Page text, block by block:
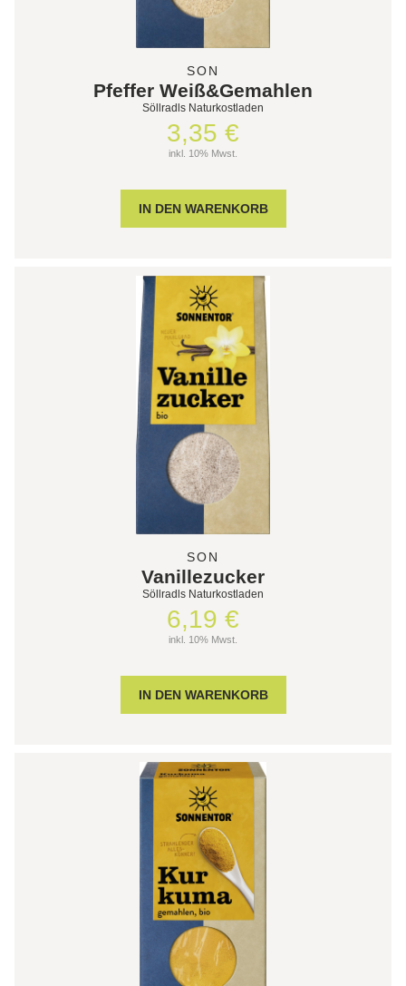
SON
Pfeffer Weiß&Gemahlen
Söllradls Naturkostladen
3,35 €
inkl. 10% Mwst.
SON
Vanillezucker
Söllradls Naturkostladen
6,19 €
inkl. 10% Mwst.